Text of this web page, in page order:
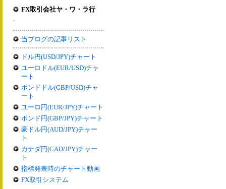
FX取引会社ヤ・ワ・ラ行
-
当ブログの記事リスト
ドル円(USD/JPY)チャート
ユーロドル(EUR/USD)チャ
ート
ポンドドル(GBP/USD)チャ
ート
ユーロ円(EUR/JPY)チャート
ポンド円(GBP/JPY)チャート
豪ドル円(AUD/JPY)チャー
ト
カナダ円(CAD/JPY)チャー
ト
指標発表時のチャート動画
FX取引システム